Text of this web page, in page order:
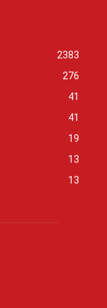
2383
276
41
41
19
13
13